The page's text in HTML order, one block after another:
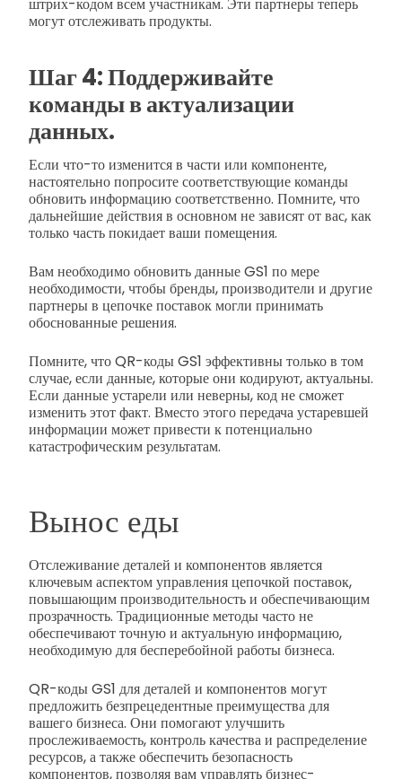
могут отслеживать продукты.
Шаг 4: Поддерживайте
команды в актуализации
данных.
Если что-то изменится в части или компоненте,
настоятельно попросите соответствующие команды
обновить информацию соответственно. Помните, что
дальнейшие действия в основном не зависят от вас, как
только часть покидает ваши помещения.
Вам необходимо обновить данные GS1 по мере
необходимости, чтобы бренды, производители и другие
партнеры в цепочке поставок могли принимать
обоснованные решения.
Помните, что QR-коды GS1 эффективны только в том
случае, если данные, которые они кодируют, актуальны.
Если данные устарели или неверны, код не сможет
изменить этот факт. Вместо этого передача устаревшей
информации может привести к потенциально
катастрофическим результатам.
Вынос еды
Отслеживание деталей и компонентов является
ключевым аспектом управления цепочкой поставок,
повышающим производительность и обеспечивающим
прозрачность. Традиционные методы часто не
обеспечивают точную и актуальную информацию,
необходимую для бесперебойной работы бизнеса.
QR-коды GS1 для деталей и компонентов могут
предложить безпрецедентные преимущества для
вашего бизнеса. Они помогают улучшить
прослеживаемость, контроль качества и распределение
ресурсов, а также обеспечить безопасность
компонентов, позволяя вам управлять бизнес-